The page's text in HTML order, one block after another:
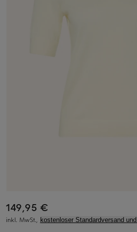
149,95 €
inkl. MwSt., kostenloser Standardversand